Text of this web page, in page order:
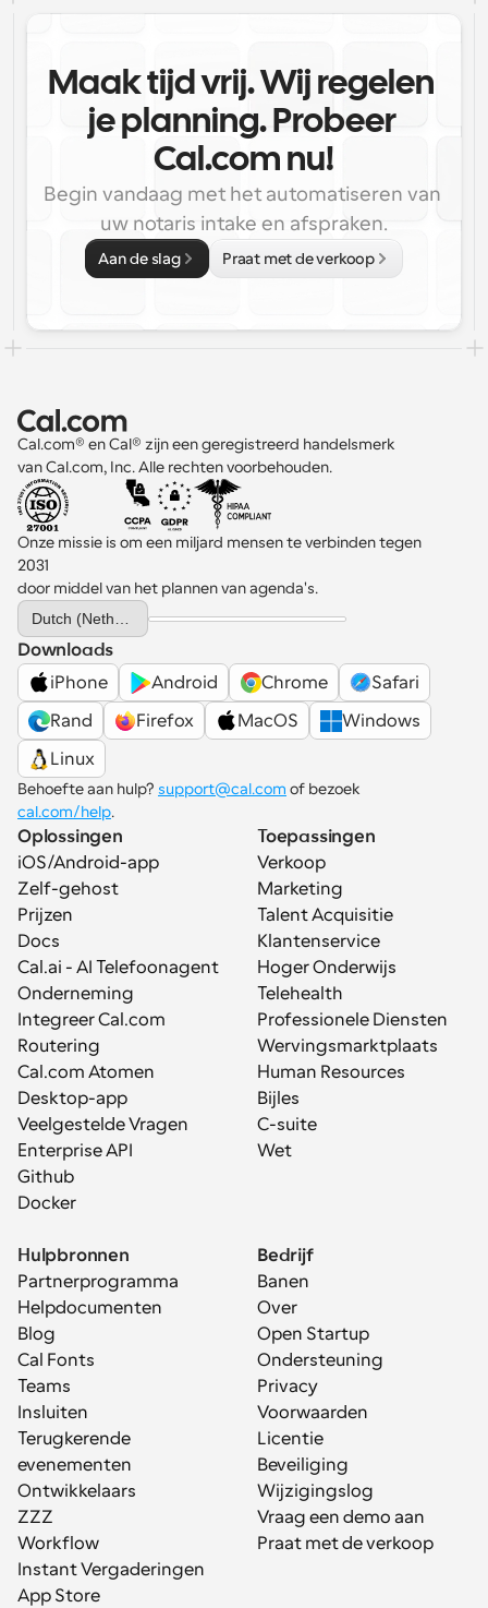
Maak tijd vrij. Wij regelen
je planning. Probeer
Cal.com nu!
Begin vandaag met het automatiseren van
uw notaris intake en afspraken.
Aan de slag Praat met de verkoop
Cal.com® en Cal® zijn een geregistreerd handelsmerk
van Cal.com, Inc. Alle rechten voorbehouden.
Onze missie is om een miljard mensen te verbinden tegen
2031
door middel van het plannen van agenda's.
Select Language
Downloads
iPhone
Android Chrome
Safari
Rand
Firefox MacOS
Windows
Linux
Behoefte aan hulp? support@cal.com
cal.com/help.
Oplossingen
iOS/Android-app
Zelf-gehost
Prijzen
Docs
Cal.ai - AI Telefoonagent
Onderneming
Integreer Cal.com
Routering
Cal.com Atomen
Desktop-app
Veelgestelde Vragen
Enterprise API
Github
Docker
Toepassingen
Verkoop
Marketing
Talent Acquisitie
Klantenservice
Hoger Onderwijs
Telehealth
Professionele Diensten
Wervingsmarktplaats
Human Resources
Bijles
C-suite
Wet
Hulpbronnen
Partnerprogramma
Helpdocumenten
Blog
Cal Fonts
Teams
Insluiten
Terugkerende
evenementen
Ontwikkelaars
ZZZ
Workflow
Instant Vergaderingen
App Store
Bedrijf
Banen
Over
Open Startup
Ondersteuning
Privacy
Voorwaarden
Licentie
Beveiliging
Wijzigingslog
Vraag een demo aan
Praat met de verkoop